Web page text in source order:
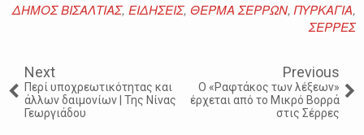
ΔΗΜΟΣ ΒΙΣΑΛΤΙΑΣ, ΕΙΔΗΣΕΙΣ, ΘΕΡΜΑ ΣΕΡΡΩΝ, ΠΥΡΚΑΓΙΑ,
ΣΕΡΡΕΣ
Next
Περί υποχρεωτικότητας και
άλλων δαιμονίων | Της Νίνας
Γεωργιάδου
Previous
Ο «Ραφτάκος των λέξεων»
έρχεται από το Μικρό Βορρά
στις Σέρρες